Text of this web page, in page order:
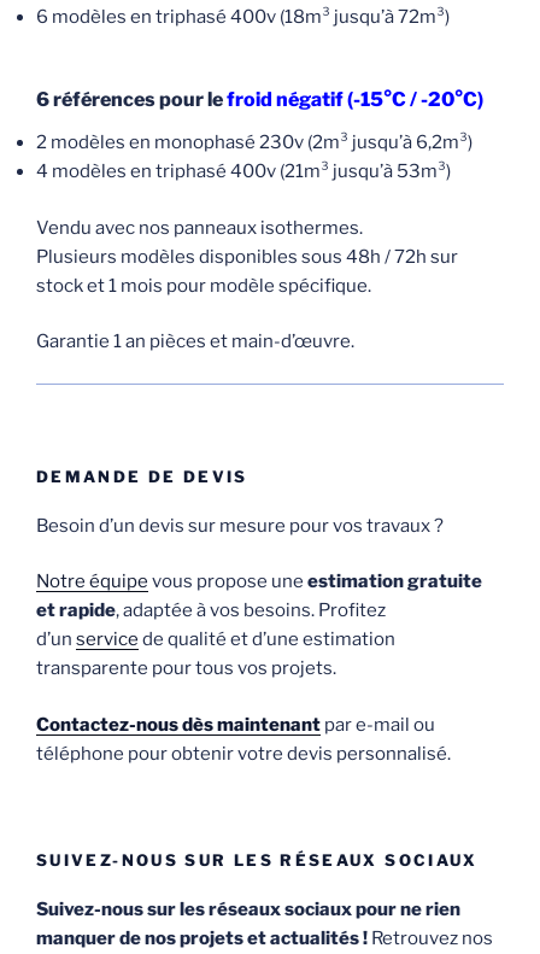
6 modèles en triphasé 400v (18m³ jusqu’à 72m³)
6 références pour lefroid négatif (-15°C / -20°C)
2 modèles en monophasé 230v (2m³ jusqu’à 6,2m³)
4 modèles en triphasé 400v (21m³ jusqu’à 53m³)
Vendu avec nos panneaux isothermes.
Plusieurs modèles disponibles sous 48h / 72h sur
stock et 1 mois pour modèle spécifique.
Garantie 1 an pièces et main-d’œuvre.
DEMANDE DE DEVIS
Besoin d’un devis sur mesure pour vos travaux ?
Notre équipe vous propose une estimation gratuite
et rapide, adaptée à vos besoins. Profitez
d’un service de qualité et d’une estimation
transparente pour tous vos projets.
Contactez-nous dès maintenant par e-mail ou
téléphone pour obtenir votre devis personnalisé.
SUIVEZ-NOUS SUR LES RÉSEAUX SOCIAUX
Suivez-nous sur les réseaux sociaux pour ne rien
manquer de nos projets et actualités ! Retrouvez nos